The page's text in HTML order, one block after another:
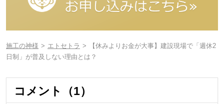
施工の神様 エトセトラ
【休みよりお金が大事】建設現場で「週休2
日制」が普及しない理由とは？
コメント（1）